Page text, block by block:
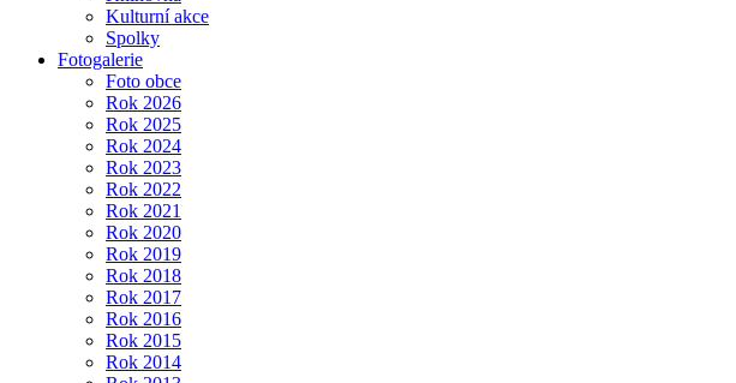
Kulturní akce
Spolky
Fotogalerie
Foto obce
Rok 2026
Rok 2025
Rok 2024
Rok 2023
Rok 2022
Rok 2021
Rok 2020
Rok 2019
Rok 2018
Rok 2017
Rok 2016
Rok 2015
Rok 2014